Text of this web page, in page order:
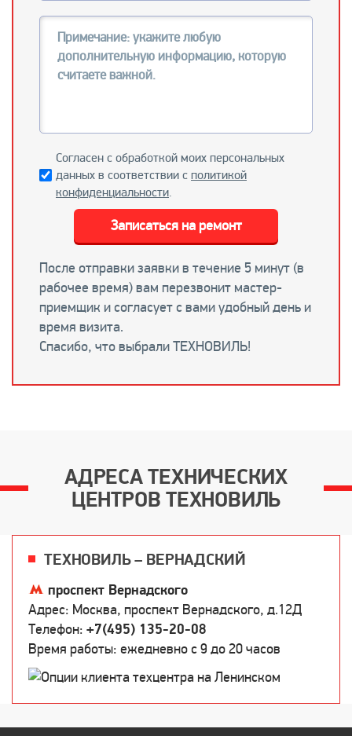
Согласен с обработкой моих персональных
данных в соответствии с политикой
конфиденциальности.
После отправки заявки в течение 5 минут (в
рабочее время) вам перезвонит мастер-
приемщик и согласует с вами удобный день и
время визита.
Спасибо, что выбрали ТЕХНОВИЛЬ!
Записаться на ремонт
АДРЕСА ТЕХНИЧЕСКИХ
ЦЕНТРОВ ТЕХНОВИЛЬ
ТЕХНОВИЛЬ – ВЕРНАДСКИЙ
проспект Вернадского
Адрес: Москва, проспект Вернадского, д.12Д
Телефон: +7(495) 135-20-08
Время работы: ежедневно c 9 до 20 часов